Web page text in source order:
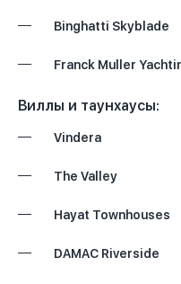
Binghatti Skyblade
Franck Muller
Виллы и таунхаусы:
Vindera
The Valley
Hayat Townhouses
DAMAC Riverside